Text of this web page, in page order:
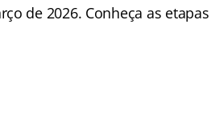
de 2026. Conheça as etapas